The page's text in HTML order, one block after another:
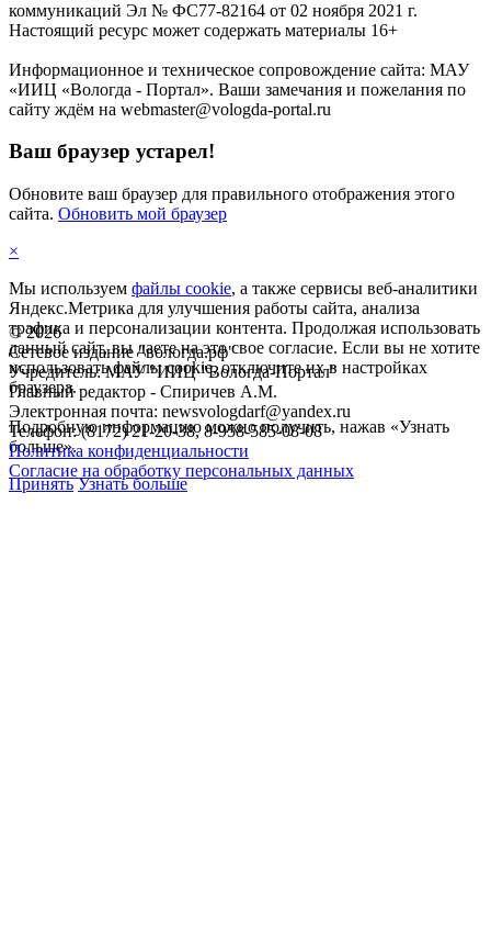
©2026
Сетевое издание "вологда.рф"
Учредитель: МАУ "ИИЦ "Вологда-Портал"
Главный редактор - Спиричев А.М.
Электронная почта: newsvologdarf@yandex.ru
Телефон: (8172) 21-20-38, 8-958-585-08-08
Политика конфиденциальности
Согласие на обработку персональных данных
коммуникаций Эл № ФС77-82164 от 02 ноября 2021 г.
Настоящий ресурс может содержать материалы 16+
Информационное и техническое сопровождение сайта: МАУ
«ИИЦ «Вологда - Портал». Ваши замечания и пожелания по
сайту ждём на webmaster@vologda-portal.ru
Ваш браузер устарел!
Обновите ваш браузер для правильного отображения этого
сайта. Обновить мой браузер
×
Мы используем файлы cookie, а также сервисы веб-аналитики
Яндекс.Метрика для улучшения работы сайта, анализа
трафика и персонализации контента. Продолжая использовать
данный сайт, вы даете на это свое согласие. Если вы не хотите
использовать файлы cookie, отключите их в настройках
браузера.
Подробную информацию можно получить, нажав «Узнать
больше».
Принять Узнать больше